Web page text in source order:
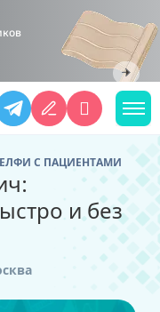
С ПАЦИЕНТАМИ
и без